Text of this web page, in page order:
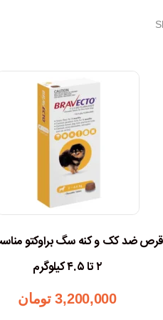
قرص ضد کک و کنه سگ براوکتو
۲ تا ۴.۵ کیلوگرم
3,200,000 تومان